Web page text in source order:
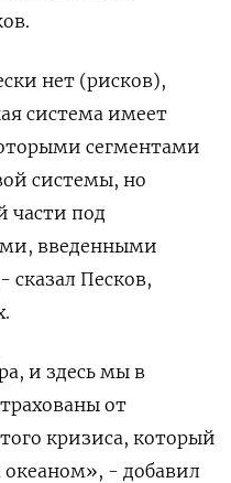
нет (рисков),
система имеет
сегментами
системы, но
части под
введенными
Песков,
и здесь мы в
от
кризиса, который
океаном», - добавил